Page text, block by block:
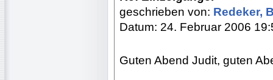
geschrieben von: Redeker,
Datum: 24. Februar 2006
Guten Abend Judit, guten